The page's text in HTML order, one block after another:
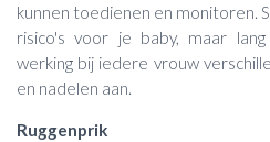
kunnen toedienen en monitoren.
risico's voor je baby, maar
werking bij iedere vrouw
en nadelen aan.
Ruggenprik